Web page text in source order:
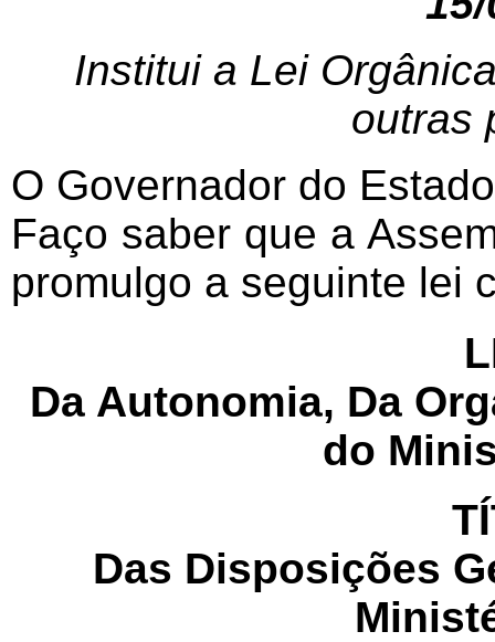
Institui a Lei
outras
O Governador do
Faço saber que a
promulgo a seguinte lei
Da Autonomia, Da
do
Das Disposições